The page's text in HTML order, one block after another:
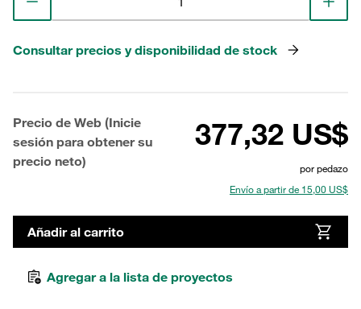
Consultar precios y disponibilidad de stock
Precio de Web (Inicie
sesión para obtener su
precio neto)
377,32 US$
por pedazo
Envío a partir de 15,00 US$
Añadir al carrito
Agregar a la lista de proyectos